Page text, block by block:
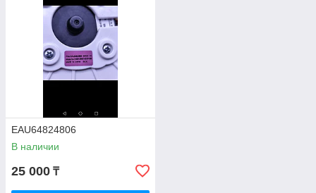
EAU64824806
В наличии
25 000 ₸